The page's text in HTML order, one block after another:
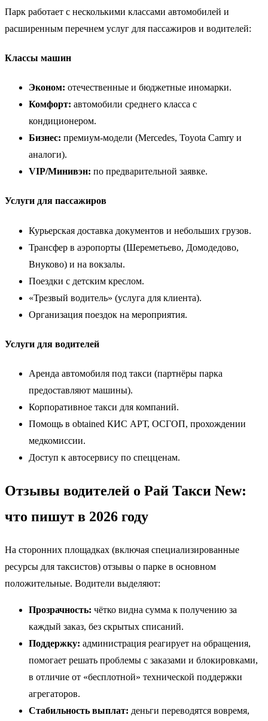
Парк работает с несколькими классами автомобилей и
расширенным перечнем услуг для пассажиров и водителей:
Классы машин
Эконом: отечественные и бюджетные иномарки.
Комфорт: автомобили среднего класса с
кондиционером.
Бизнес: премиум-модели (Mercedes, Toyota Camry и
аналоги).
VIP/Минивэн: по предварительной заявке.
Услуги для пассажиров
Курьерская доставка документов и небольших грузов.
Трансфер в аэропорты (Шереметьево, Домодедово,
Внуково) и на вокзалы.
Поездки с детским креслом.
«Трезвый водитель» (услуга для клиента).
Организация поездок на мероприятия.
Услуги для водителей
Аренда автомобиля под такси (партнёры парка
предоставляют машины).
Корпоративное такси для компаний.
Помощь в obtained КИС АРТ, ОСГОП, прохождении
медкомиссии.
Доступ к автосервису по спецценам.
Отзывы водителей о Рай Такси New:
что пишут в 2026 году
На сторонних площадках (включая специализированные
ресурсы для таксистов) отзывы о парке в основном
положительные. Водители выделяют:
Прозрачность: чётко видна сумма к получению за
каждый заказ, без скрытых списаний.
Поддержку: администрация реагирует на обращения,
помогает решать проблемы с заказами и блокировками,
в отличие от «бесплотной» технической поддержки
агрегаторов.
Стабильность выплат: деньги переводятся вовремя,